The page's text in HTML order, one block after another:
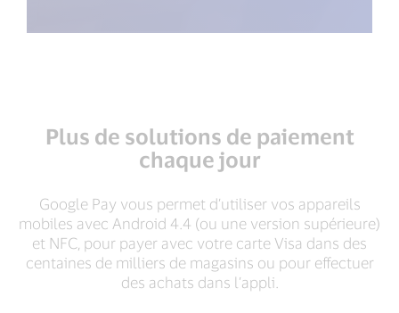
Plus de solutions de paiement
chaque jour
Google Pay vous permet d’utiliser vos appareils
mobiles avec Android 4.4 (ou une version supérieure)
et NFC, pour payer avec votre carte Visa dans des
centaines de milliers de magasins ou pour effectuer
des achats dans l’appli.